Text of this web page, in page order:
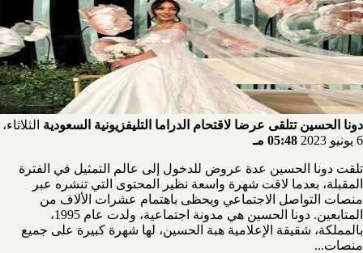
دونا الحسين تتلقى عرضا لاقتحام الدراما التليفزيونية السعودية الثلاثاء،
6 يونيو 2023
05:48 مـ
تلقت دونا الحسين عدة عروض للدخول إلى عالم التمثيل في الفترة
المقبلة، بعدما لاقت شهرة واسعة نظير المحتوى التي تنشره عبر
منصات التواصل الاجتماعي ويحظى باهتمام عشرات الألاف من
المتابعين. دونا الحسين هي مدونة اجتماعية، ولدت عام 1995،
بالمملكة، شقيقة الإعلامية هبة الحسين، لها شهرة كبيرة على جميع
منصات...